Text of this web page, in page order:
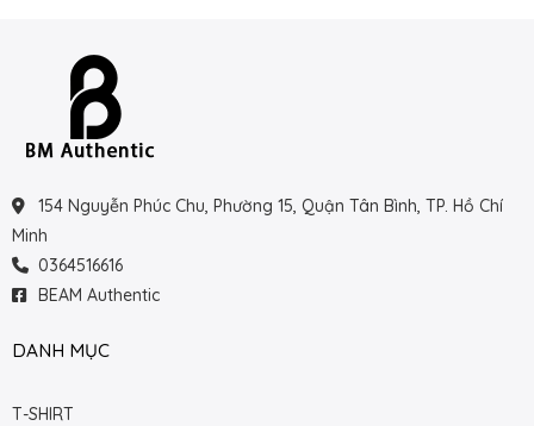
154 Nguyễn Phúc Chu, Phường 15, Quận Tân Bình, TP. Hồ Chí
Minh
0364516616
BEAM Authentic
DANH MỤC
T-SHIRT